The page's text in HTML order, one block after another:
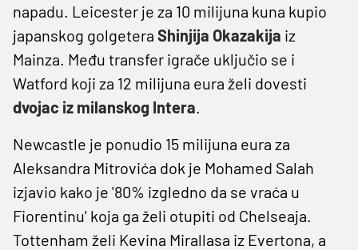
napadu. Leicester je za 10 milijuna kuna kupio
japanskog golgetera Shinjija Okazakija iz
Mainza. Među transfer igrače uključio se i
Watford koji za 12 milijuna eura želi dovesti
dvojac iz milanskog Intera.
Newcastle je ponudio 15 milijuna eura za
Aleksandra Mitrovića dok je Mohamed Salah
izjavio kako je '80% izgledno da se vraća u
Fiorentinu' koja ga želi otupiti od Chelseaja.
Tottenham želi Kevina Mirallasa iz Evertona, a